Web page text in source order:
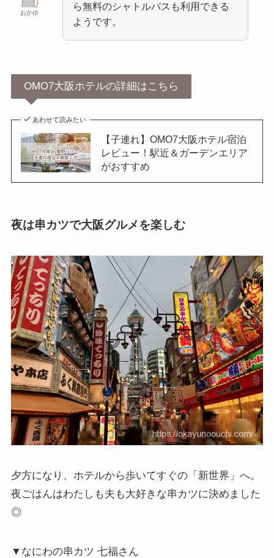
おかゆ
ら無料のシャトルバスも利用できる
ようです。
OMO7大阪ホテルの詳細はこちら
あわせて読みたい
【子連れ】OMO7大阪ホテル宿泊
レビュー！駅近＆ガーデンエリア
がおすすめ
夜は串カツで大阪グルメを楽しむ
夕方になり、ホテルから歩いてすぐの「新世界」へ。
夜ごはんはわたしも夫も大好きな串カツに決めました
◎
▼なにわの串カツ 七福さん